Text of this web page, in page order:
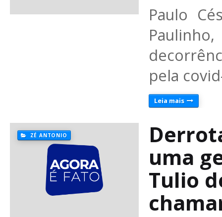
Paulo
pela
Leia mais
ZÉ ANTONIO
uma
Tulio